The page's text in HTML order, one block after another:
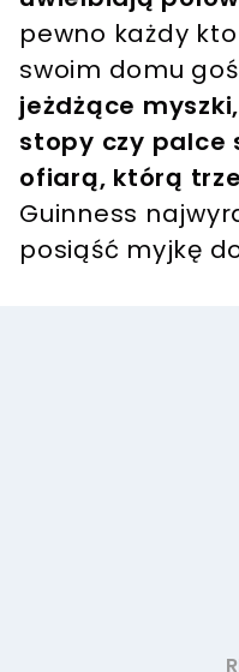
pewno każdy
swoim domu
jeżdżące
stopy czy palce
ofiarą, którą
Guinness
posiąść myjkę